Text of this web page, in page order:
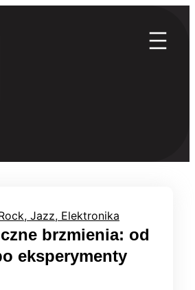
Jazz, Elektronika
brzmienia: od
eksperymenty